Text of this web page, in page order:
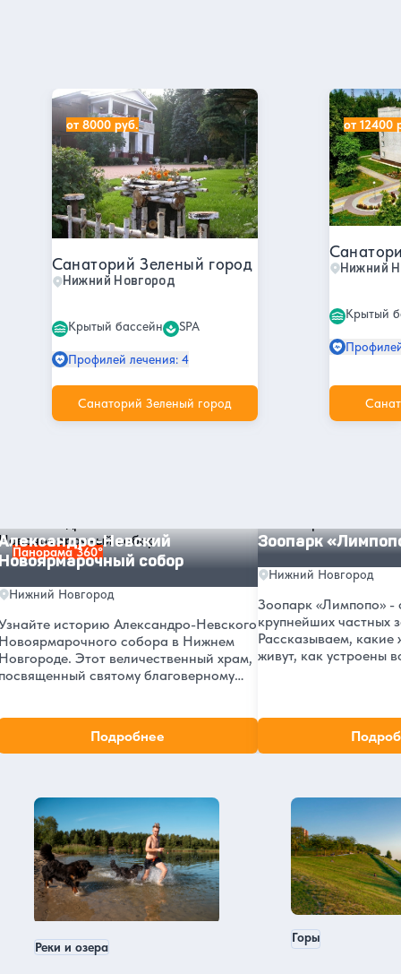
Санаторий Зеленый город
Нижний Новгород
Крытый бассейн SPA
Профилей лечения: 4
Санаторий Зеленый город
Санаторий Зеленый город
от 8000 руб.
Нижний
Крытый
от 12400
Панорама 360°
Невский
собор
Нижний Новгород
историю Александро-Невского
собора в Нижнем
Этот величественный храм,
святому благоверному
в 1881 году.
Подробнее
Зоопарк
Нижний Новгород
Зоопарк «Лимпопо» -
крупнейших частных
Рассказываем, какие
живут, как устроены
Реки и озера
Горы